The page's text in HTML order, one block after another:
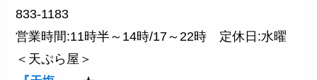
833-1183
営業時間:11時半～14時/17～22時 定休日:水曜
＜天ぷら屋＞